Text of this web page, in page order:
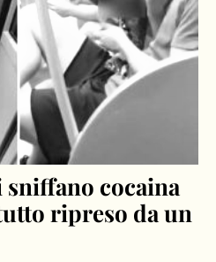
cocaina
ripreso da un